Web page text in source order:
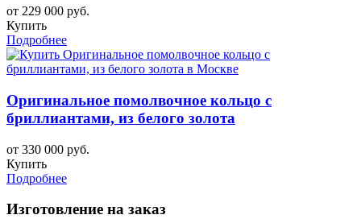
от 229 000 руб.
Купить
Подробнее
Оригинальное помолвочное кольцо с
бриллиантами, из белого золота
от 330 000 руб.
Купить
Подробнее
Изготовление на заказ